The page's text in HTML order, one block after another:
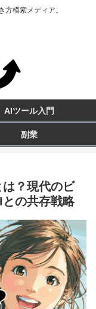
模索メディア。
AIツール入門
副業
？現代のビ
の共存戦略